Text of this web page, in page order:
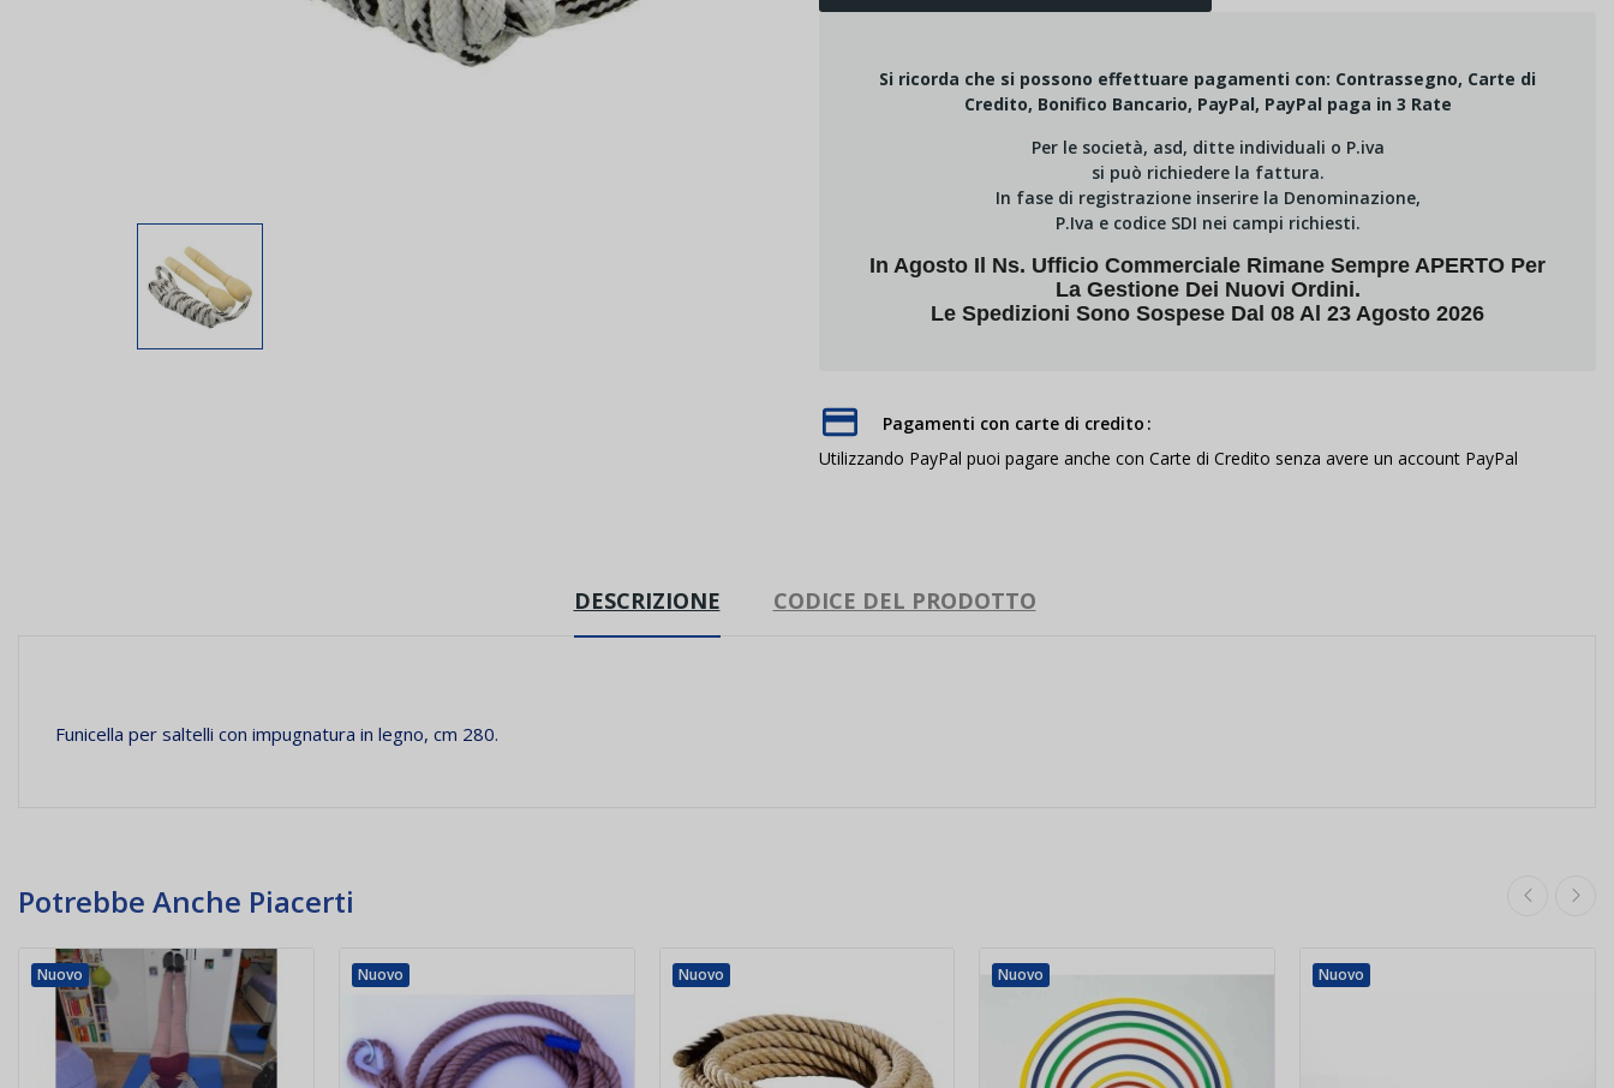
Si ricorda che si possono effettuare pagamenti con: Contrassegno, Carte di
Credito, Bonifico Bancario, PayPal, PayPal paga in 3 Rate
Per le società, asd, ditte individuali o P.iva
si può richiedere la fattura.
In fase di registrazione inserire la Denominazione,
P.Iva e codice SDI nei campi richiesti.
In Agosto Il Ns. Ufficio Commerciale Rimane Sempre APERTO Per
La Gestione Dei Nuovi Ordini.
Le Spedizioni Sono Sospese Dal 08 Al 23 Agosto 2026
Pagamenti con carte di credito
Utilizzando PayPal puoi pagare anche con Carte di Credito senza avere un account PayPal
DESCRIZIONE CODICE DEL PRODOTTO
Funicella per saltelli con impugnatura in legno, cm 280.
Potrebbe Anche Piacerti
Nuovo Nuovo Nuovo Nuovo Nuovo